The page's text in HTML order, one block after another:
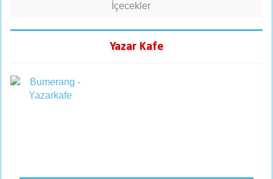
İçecekler
Yazar Kafe